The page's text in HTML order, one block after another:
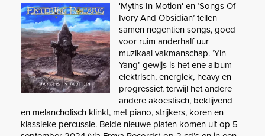
'Myths In Motion' en ‘Songs Of
Ivory And Obsidian’ tellen
samen negentien songs, goed
voor ruim anderhalf uur
muzikaal vakmanschap. ‘Yin-
Yang’-gewijs is het ene album
elektrisch, energiek, heavy en
progressief, terwijl het andere
andere akoestisch, beklijvend
en melancholisch klinkt, met piano, strijkers, koren en
klassieke percussie. Beide nieuwe platen komen uit op 5